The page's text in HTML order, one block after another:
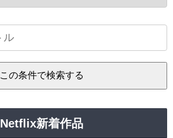
Netflix新着作品